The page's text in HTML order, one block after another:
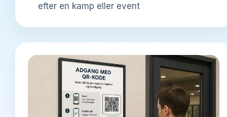
efter en kamp eller event